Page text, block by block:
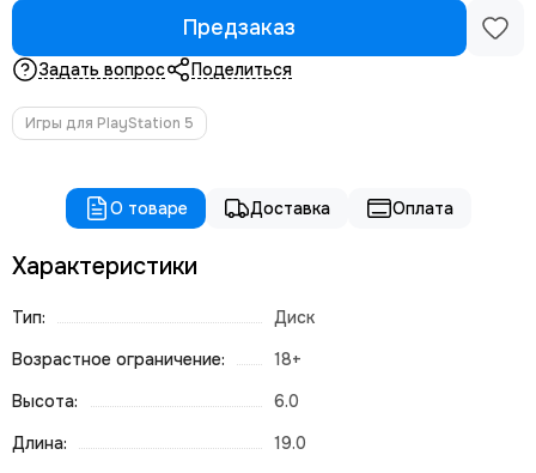
Предзаказ
Задать вопрос Поделиться
Игры для PlayStation 5
О товаре Доставка Оплата
Характеристики
Тип:
Диск
Возрастное ограничение:
18+
Высота:
6.0
Длина:
19.0